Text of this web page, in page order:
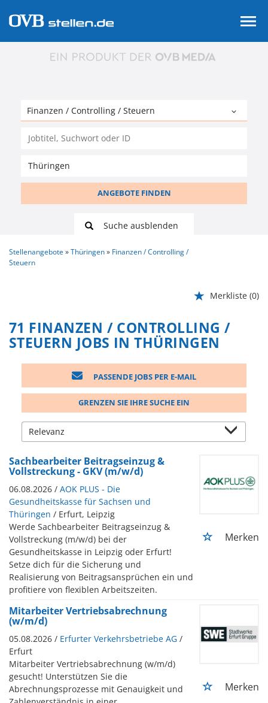
ANGEBOTE FINDEN
Suche ausblenden
Stellenangebote Thüringen
Finanzen / Controlling /
Steuern
Merkliste (0)
71 FINANZEN / CONTROLLING /
STEUERN JOBS IN THÜRINGEN
PASSENDE JOBS PER E-MAIL
GRENZEN SIE IHRE SUCHE EIN
Sachbearbeiter Beitragseinzug &
Vollstreckung - GKV (m/w/d)
06.08.2026 / AOK PLUS - Die
Gesundheitskasse für Sachsen und
Thüringen / Erfurt, Leipzig
Werde Sachbearbeiter Beitragseinzug &
Vollstreckung (m/w/d) bei der
Gesundheitskasse in Leipzig oder Erfurt!
Setze dich für die Sicherung und
Realisierung von Beitragsansprüchen ein und
profitiere von flexiblen Arbeitszeiten.
Merken
Mitarbeiter Vertriebsabrechnung
(w/m/d)
05.08.2026 / Erfurter Verkehrsbetriebe AG /
Erfurt
Mitarbeiter Vertriebsabrechnung (w/m/d)
gesucht! Unterstützen Sie die
Abrechnungsprozesse mit Genauigkeit und
Merken